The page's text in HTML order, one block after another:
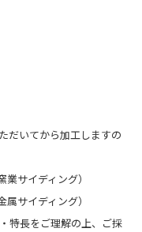
だいてから加工しますの
サイディング）
サイディング）
特長をご理解の上、ご採